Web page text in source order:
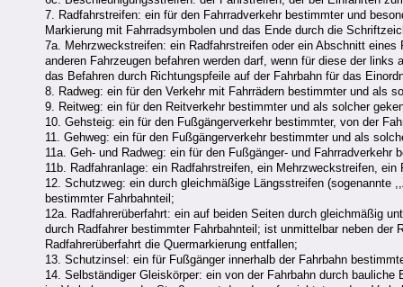
7. Radfahrstreifen: ein für den Fahrradverkehr bestimmter und
Markierung mit Fahrradsymbolen und das Ende durch die
7a. Mehrzweckstreifen: ein Radfahrstreifen oder ein Abschnitt
anderen Fahrzeugen befahren werden darf, wenn für diese der
das Befahren durch Richtungspfeile auf der Fahrbahn für das
8. Radweg: ein für den Verkehr mit Fahrrädern bestimmter und als
9. Reitweg: ein für den Reitverkehr bestimmter und als solcher
10. Gehsteig: ein für den Fußgängerverkehr bestimmter, von der
11. Gehweg: ein für den Fußgängerverkehr bestimmter und als
11a. Geh- und Radweg: ein für den Fußgänger- und
11b. Radfahranlage: ein Radfahrstreifen, ein Mehrzweckstreifen,
12. Schutzweg: ein durch gleichmäßige Längsstreifen (sogenannte
bestimmter Fahrbahnteil;
12a. Radfahrerüberfahrt: ein auf beiden Seiten durch gleichmäßig
durch Radfahrer bestimmter Fahrbahnteil; ist unmittelbar neben
Radfahrerüberfahrt die Quermarkierung entfallen;
13. Schutzinsel: ein für Fußgänger innerhalb der Fahrbahn
14. Selbständiger Gleiskörper: ein von der Fahrbahn durch